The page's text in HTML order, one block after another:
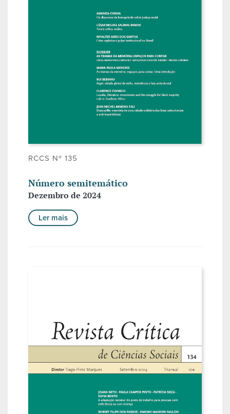
RCCS Nº 135
Número semitemático
Dezembro de 2024
Ler mais